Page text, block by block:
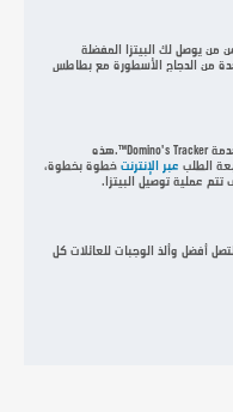
من يوصل لك البيتزا المفضلة
من الدجاج الأسطورة مع بطاطس
دومينوز الرائد في مجال توصيل البيتزا العالمياً أولا: خدمة Domino's Tracker™.هذه
الطلب عبر الإنترنت خطوة بخطوة،
عملية توصيل البيتزا.
أفضل وألذ الوجبات للعائلات كل